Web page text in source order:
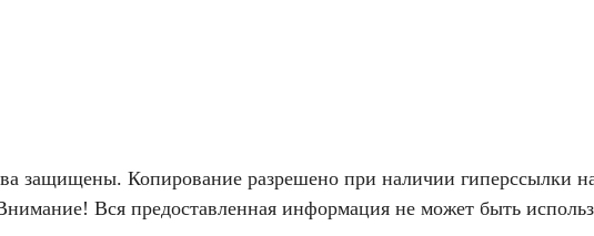
защищены. Копирование разрешено при наличии гиперссылки
Вся предоставленная информация не может быть